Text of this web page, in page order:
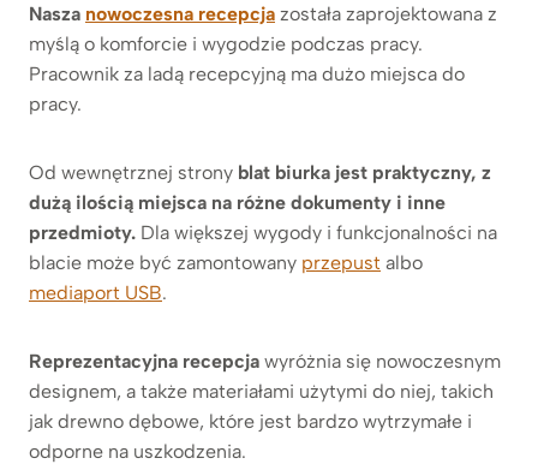
Nasza nowoczesna recepcja została zaprojektowana z
myślą o komforcie i wygodzie podczas pracy.
Pracownik za ladą recepcyjną ma dużo miejsca do
pracy.
Od wewnętrznej strony blat biurka jest praktyczny, z
dużą ilością miejsca na różne dokumenty i inne
przedmioty. Dla większej wygody i funkcjonalności na
blacie może być zamontowany przepust albo
mediaport USB.
Reprezentacyjna recepcja wyróżnia się nowoczesnym
designem, a także materiałami użytymi do niej, takich
jak drewno dębowe, które jest bardzo wytrzymałe i
odporne na uszkodzenia.